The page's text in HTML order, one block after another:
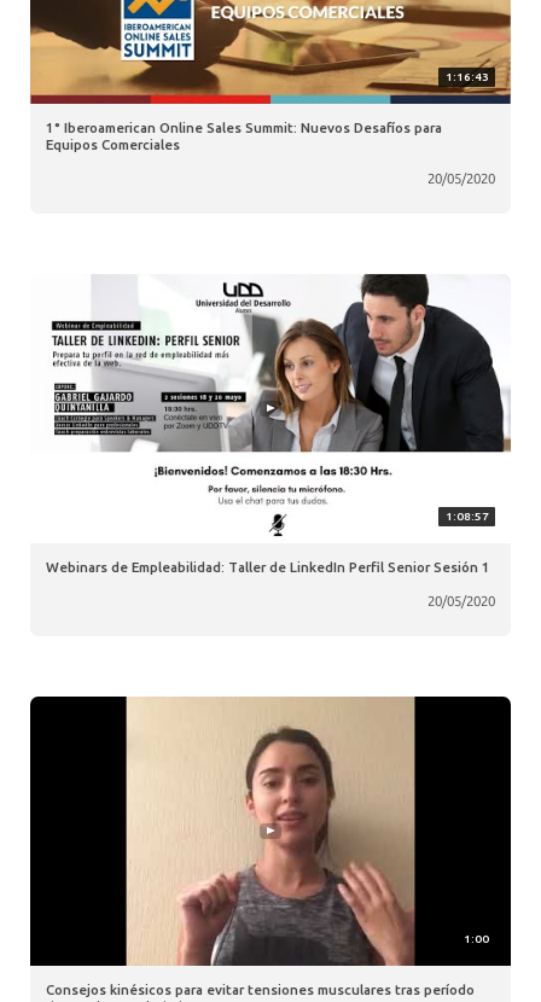
1:16:43
1° Iberoamerican Online Sales Summit: Nuevos Desafíos para
Equipos Comerciales
20/05/2020
1:08:57
Webinars de Empleabilidad: Taller de LinkedIn Perfil Senior Sesión 1
20/05/2020
1:00
Consejos kinésicos para evitar tensiones musculares tras período